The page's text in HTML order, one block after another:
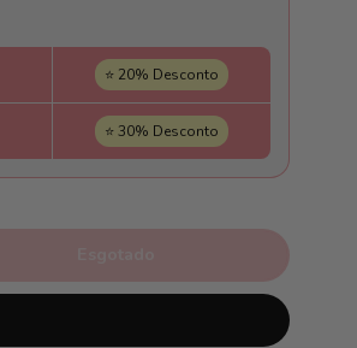
⭐ 20% Desconto
⭐ 30% Desconto